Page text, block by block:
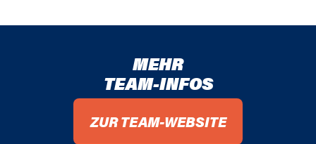
MEHR
TEAM-INFOS
ZUR TEAM-WEBSITE